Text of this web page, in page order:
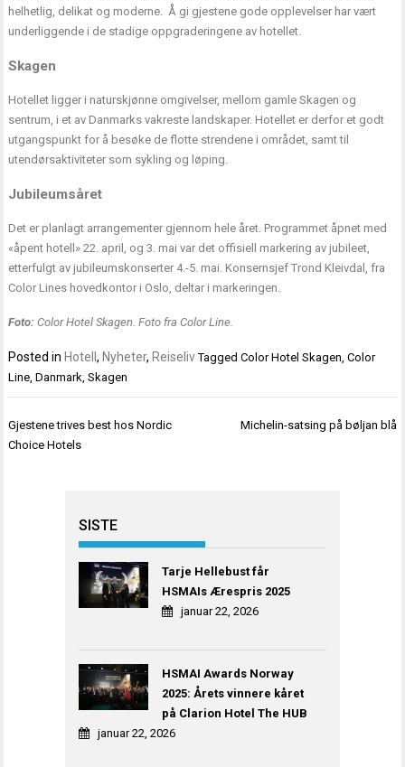
helhetlig, delikat og moderne. Å gi gjestene gode opplevelser har vært
underliggende i de stadige oppgraderingene av hotellet.
Skagen
Hotellet ligger i naturskjønne omgivelser, mellom gamle Skagen og
sentrum, i et av Danmarks vakreste landskaper. Hotellet er derfor et godt
utgangspunkt for å besøke de flotte strendene i området, samt til
utendørsaktiviteter som sykling og løping.
Jubileumsåret
Det er planlagt arrangementer gjennom hele året. Programmet åpnet med
«åpent hotell» 22. april, og 3. mai var det offisiell markering av jubileet,
etterfulgt av jubileumskonserter 4.-5. mai. Konsernsjef Trond Kleivdal, fra
Color Lines hovedkontor i Oslo, deltar i markeringen.
Foto: Color Hotel Skagen. Foto fra Color Line.
Posted in Hotell, Nyheter, Reiseliv TaggedColor Hotel Skagen,Color
Line,Danmark,Skagen
Innleggsnavigasjon
Gjestene trives best hos Nordic
Choice Hotels
Michelin-satsing på bøljan blå
SISTE
Tarje Hellebust får
HSMAIs Ærespris 2025
januar 22, 2026
HSMAI Awards Norway
2025: Årets vinnere kåret
på Clarion Hotel The HUB
januar 22, 2026